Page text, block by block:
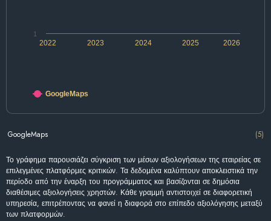
2022 2024 2026
2023 2025
1
GoogleMaps
GoogleMaps (5)
Το γράφημα παρουσιάζει σύγκριση των μέσων αξιολογήσεων της εταιρείας σε
επιλεγμένες πλατφόρμες κριτικών. Τα δεδομένα καλύπτουν αποκλειστικά την
περίοδο από την έναρξη του προγράμματος και βασίζονται σε δημόσια
διαθέσιμες αξιολογήσεις χρηστών. Κάθε γραμμή αντιστοιχεί σε διαφορετική
υπηρεσία, επιτρέποντας να φανεί η διαφορά στο επίπεδο αξιολόγησης μεταξύ
των πλατφορμών.